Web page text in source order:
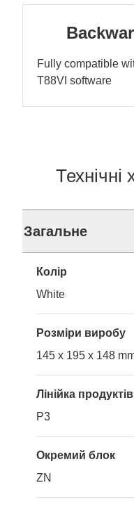
Fully compatible
T88VI software
Технічні
Загальне
Колір
White
Розміри виробу
145 x 195 x 148
Лінійка продуктів
P3
Окремий блок
ZN